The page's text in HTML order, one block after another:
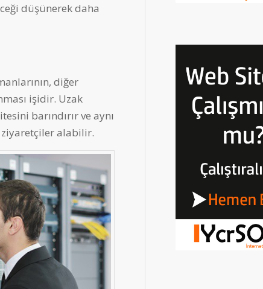
düşünerek daha
diğer
işidir. Uzak
barındırır ve aynı
ziyaretçiler alabilir.